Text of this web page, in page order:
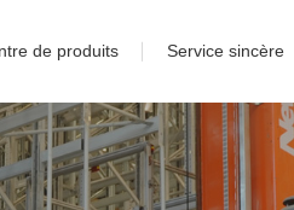
de produits Service sincère